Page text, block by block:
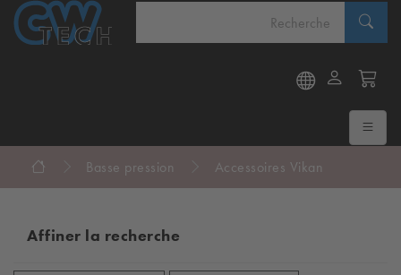
Basse pression Accessoires Vikan
Affiner la recherche